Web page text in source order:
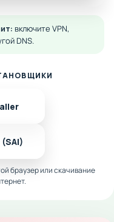
включите VPN,
DNS.
браузер или скачивание